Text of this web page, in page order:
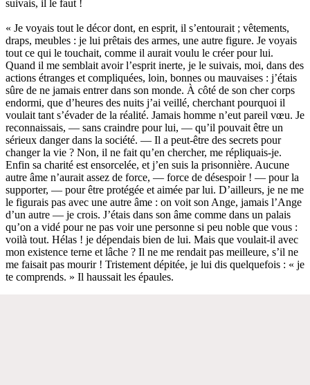
suivais, il le faut !
« Je voyais tout le décor dont, en esprit, il s’entourait ; vêtements,
draps, meubles : je lui prêtais des armes, une autre figure. Je voyais
tout ce qui le touchait, comme il aurait voulu le créer pour lui.
Quand il me semblait avoir l’esprit inerte, je le suivais, moi, dans des
actions étranges et compliquées, loin, bonnes ou mauvaises : j’étais
sûre de ne jamais entrer dans son monde. À côté de son cher corps
endormi, que d’heures des nuits j’ai veillé, cherchant pourquoi il
voulait tant s’évader de la réalité. Jamais homme n’eut pareil vœu. Je
reconnaissais, — sans craindre pour lui, — qu’il pouvait être un
sérieux danger dans la société. — Il a peut-être des secrets pour
changer la vie ? Non, il ne fait qu’en chercher, me répliquais-je.
Enfin sa charité est ensorcelée, et j’en suis la prisonnière. Aucune
autre âme n’aurait assez de force, — force de désespoir ! — pour la
supporter, — pour être protégée et aimée par lui. D’ailleurs, je ne me
le figurais pas avec une autre âme : on voit son Ange, jamais l’Ange
d’un autre — je crois. J’étais dans son âme comme dans un palais
qu’on a vidé pour ne pas voir une personne si peu noble que vous :
voilà tout. Hélas ! je dépendais bien de lui. Mais que voulait-il avec
mon existence terne et lâche ? Il ne me rendait pas meilleure, s’il ne
me faisait pas mourir ! Tristement dépitée, je lui dis quelquefois : « je
te comprends. » Il haussait les épaules.